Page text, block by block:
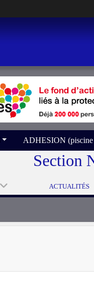
ADHESION
Section
ACTUALITÉS